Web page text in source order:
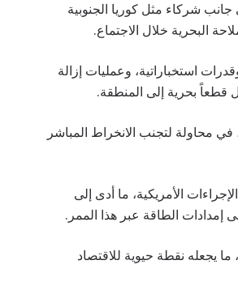
شركاء مثل كوريا الجنوبية
البحرية خلال الاجتماع.
استخباراتية، وعمليات إزالة
قطعاً بحرية إلى المنطقة.
في محاولة لتجنب الانخراط المباشر
الأمريكية، ما أدى إلى
إمدادات الطاقة عبر هذا الممر.
ما يجعله نقطة حيوية للاقتصاد